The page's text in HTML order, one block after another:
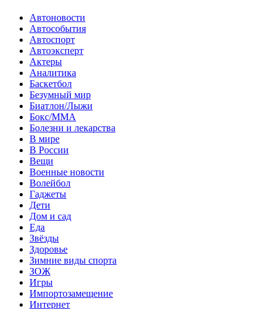
Автоновости
Автособытия
Автоспорт
Автоэксперт
Актеры
Аналитика
Баскетбол
Безумный мир
Биатлон/Лыжи
Бокс/MMA
Болезни и лекарства
В мире
В России
Вещи
Военные новости
Волейбол
Гаджеты
Дети
Дом и сад
Еда
Звёзды
Здоровье
Зимние виды спорта
ЗОЖ
Игры
Импортозамещение
Интернет